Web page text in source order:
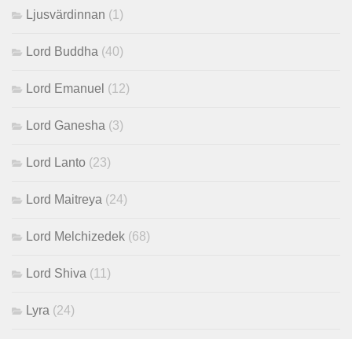
Ljusvärdinnan (1)
Lord Buddha (40)
Lord Emanuel (12)
Lord Ganesha (3)
Lord Lanto (23)
Lord Maitreya (24)
Lord Melchizedek (68)
Lord Shiva (11)
Lyra (24)